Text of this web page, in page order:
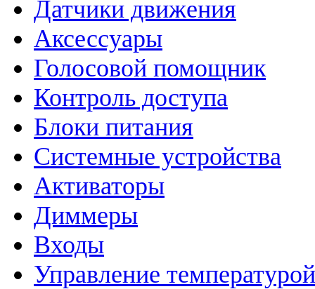
Датчики движения
Аксессуары
Голосовой помощник
Контроль доступа
Блоки питания
Системные устройства
Активаторы
Диммеры
Входы
Управление температурой